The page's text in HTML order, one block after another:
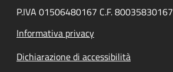
P.IVA 01506480167 C.F. 80035830167
Informativa privacy
Dichiarazione di accessibilità